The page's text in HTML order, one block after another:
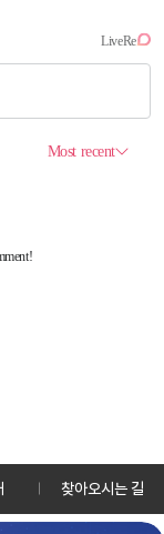
찾아오시는 길